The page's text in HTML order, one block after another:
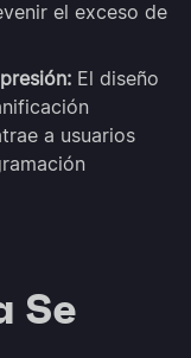
el exceso de
El diseño
a usuarios
Se